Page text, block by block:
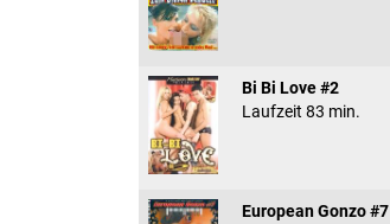
Bi Bi Love #2
Laufzeit 83 min.
European Gonzo #7